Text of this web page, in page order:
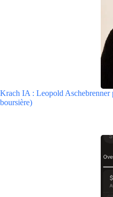
Krach IA : Leopold Aschebrenner
boursière)